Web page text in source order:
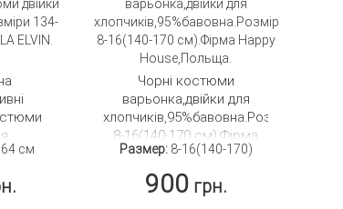
134-
см
Чорні костюми
варьонка,двійки для
хлопчиків,95%бавовна.Розмір
8-16(140-170 см).Фірма
Happy House,Польща.
Размер: 8-16(140-170)
900грн.
ПОДРОБНЕЕ